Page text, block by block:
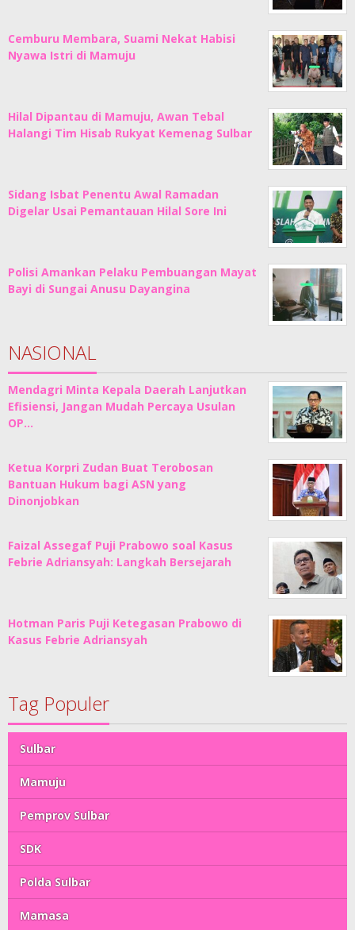
Cemburu Membara, Suami Nekat Habisi
Nyawa Istri di Mamuju
Hilal Dipantau di Mamuju, Awan Tebal
Halangi Tim Hisab Rukyat Kemenag Sulbar
Sidang Isbat Penentu Awal Ramadan
Digelar Usai Pemantauan Hilal Sore Ini
Polisi Amankan Pelaku Pembuangan Mayat
Bayi di Sungai Anusu Dayangina
NASIONAL
Mendagri Minta Kepala Daerah Lanjutkan
Efisiensi, Jangan Mudah Percaya Usulan
OP…
Ketua Korpri Zudan Buat Terobosan
Bantuan Hukum bagi ASN yang
Dinonjobkan
Faizal Assegaf Puji Prabowo soal Kasus
Febrie Adriansyah: Langkah Bersejarah
Hotman Paris Puji Ketegasan Prabowo di
Kasus Febrie Adriansyah
Tag Populer
Sulbar
Mamuju
Pemprov Sulbar
SDK
Polda Sulbar
Mamasa